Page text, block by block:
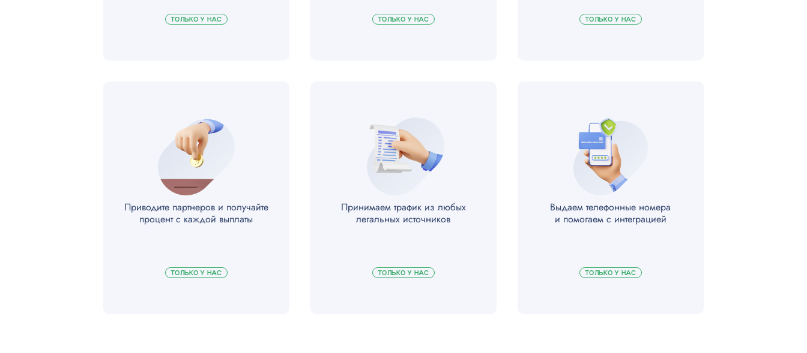
ТОЛЬКО У НАС ТОЛЬКО У НАС ТОЛЬКО У НАС
Приводите партнеров и получайте
процент с каждой выплаты
ТОЛЬКО У НАС
Принимаем трафик из любых
легальных источников
ТОЛЬКО У НАС
Выдаем телефонные номера
и помогаем с интеграцией
ТОЛЬКО У НАС